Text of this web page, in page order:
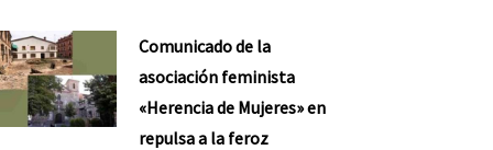
Comunicado de la
asociación feminista
«Herencia de Mujeres» en
repulsa a la feroz